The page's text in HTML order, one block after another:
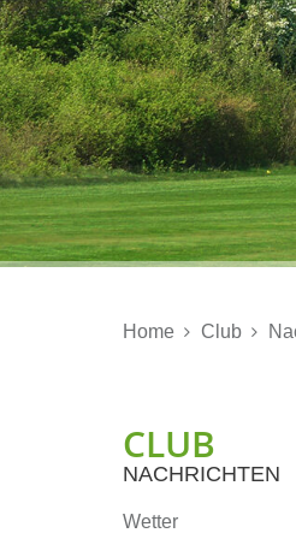
Home  Club 
CLUB
NACHRICHTEN
Wetter